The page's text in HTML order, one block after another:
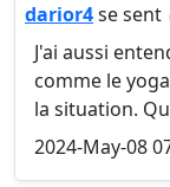
darior4se sent
J'ai aussi
comme le
la situation.
2024-May-08